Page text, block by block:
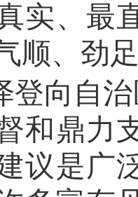
实、最
顺、劲
登向自
和鼎力
议是广